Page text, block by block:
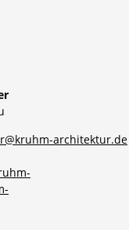
architektur.de